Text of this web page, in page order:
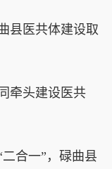
医共体建设取
牵头建设医共
合一”，碌曲县